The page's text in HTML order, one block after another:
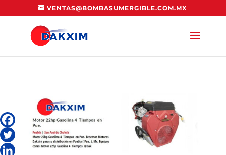
VENTAS@BOMBASUMERGIBLE.COM.MX